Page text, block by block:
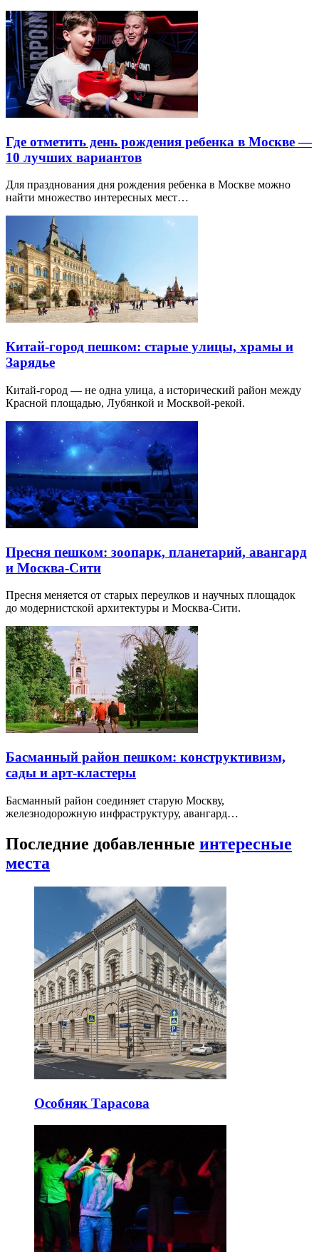
Где отметить день рождения ребенка в Москве —
10 лучших вариантов
Для празднования дня рождения ребенка в Москве можно
найти множество интересных мест…
Китай-город пешком: старые улицы, храмы и
Зарядье
Китай-город — не одна улица, а исторический район между
Красной площадью, Лубянкой и Москвой-рекой.
Пресня пешком: зоопарк, планетарий, авангард
и Москва-Сити
Пресня меняется от старых переулков и научных площадок
до модернистской архитектуры и Москва-Сити.
Басманный район пешком: конструктивизм,
сады и арт-кластеры
Басманный район соединяет старую Москву,
железнодорожную инфраструктуру, авангард…
Последние добавленные интересные
места
Особняк Тарасова